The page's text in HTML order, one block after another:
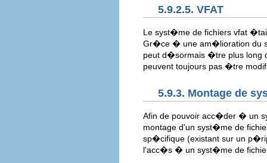
5.9.2.5. VFAT
Le syst�me de fichiers vfat
Gr�ce � une am�lioration du
peut d�sormais �tre plus long
peuvent toujours pas �tre
5.9.3. Montage de
Afin de pouvoir acc�der � un
montage d'un syst�me de
sp�cifique (existant sur un
l'acc�s � un syst�me de